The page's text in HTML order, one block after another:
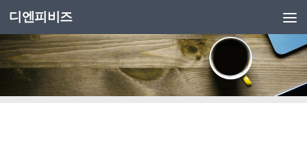
Skip to content
디엔피비즈